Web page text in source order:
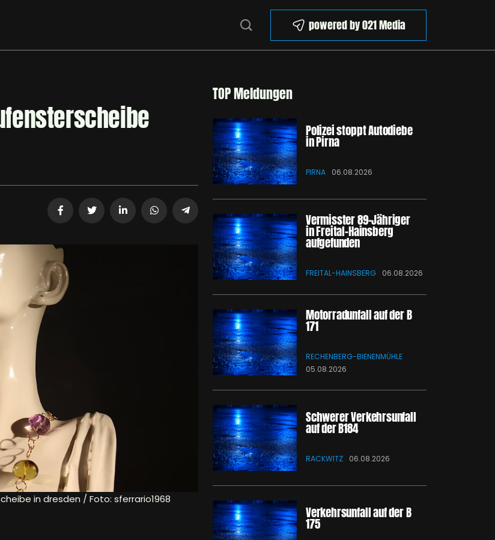
powered by 021 Media
in dresden / Foto: sferrario1968
TOP Meldungen
Polizei stoppt Autodiebe
in Pirna
PIRNA 06.08.2026
Vermisster 89-Jähriger
in Freital-Hainsberg
aufgefunden
FREITAL-HAINSBERG 06.08.2026
Motorradunfall auf der B
171
RECHENBERG-BIENENMÜHLE
05.08.2026
Schwerer Verkehrsunfall
auf der B184
RACKWITZ 06.08.2026
Verkehrsunfall auf der B
175